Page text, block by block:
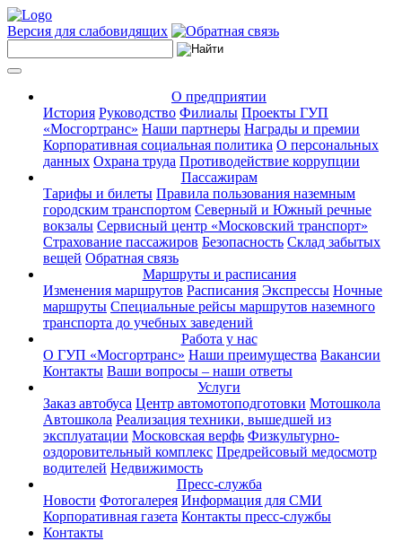
Версия для слабовидящих
О предприятии
История Руководство Филиалы Проекты ГУП
«Мосгортранс» Наши партнеры Награды и премии
Корпоративная социальная политика О персональных
данных Охрана труда Противодействие коррупции
Пассажирам
Тарифы и билеты Правила пользования наземным
городским транспортом Северный и Южный речные
вокзалы Сервисный центр «Московский транспорт»
Страхование пассажиров Безопасность Склад забытых
вещей Обратная связь
Маршруты и расписания
Изменения маршрутов Расписания Экспрессы Ночные
маршруты Специальные рейсы маршрутов наземного
транспорта до учебных заведений
Работа у нас
О ГУП «Мосгортранс» Наши преимущества Вакансии
Контакты Ваши вопросы – наши ответы
Услуги
Заказ автобуса Центр автомотоподготовки Мотошкола
Автошкола Реализация техники, вышедшей из
эксплуатации Московская верфь Физкультурно-
оздоровительный комплекс Предрейсовый медосмотр
водителей Недвижимость
Пресс-служба
Новости Фотогалерея Информация для СМИ
Корпоративная газета Контакты пресс-службы
Контакты